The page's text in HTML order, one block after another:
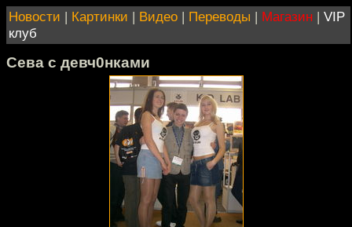
Новости | Картинки | Видео | Переводы | Магазин | VIP
клуб
Сева с девч0нками